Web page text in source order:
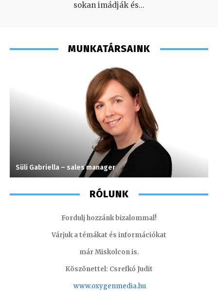
sokan imádják és...
MUNKATÁRSAINK
Süli Gabriella – sales manager
RÓLUNK
Fordulj hozzánk bizalommal!
Várjuk a témákat és információkat
már Miskolcon is.
Köszönettel: Csrefkó Judit
www.oxygenmedia.hu